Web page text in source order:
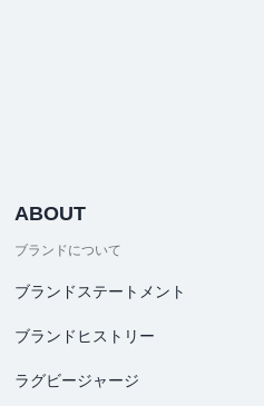
ABOUT
ブランドについて
ブランドステートメント
ブランドヒストリー
ラグビージャージ